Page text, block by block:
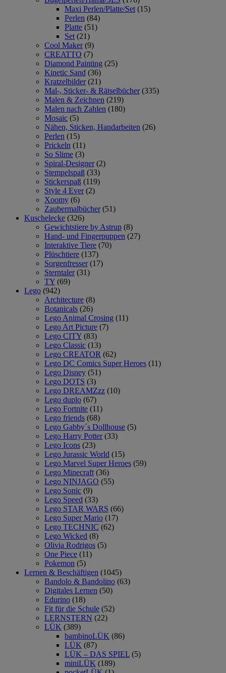
Maxi Perlen/Platte/Set (15)
Perlen (84)
Platte (51)
Set (21)
Cool Maker (9)
CREATTO (7)
Diamond Painting (25)
Kinetic Sand (36)
Kratzelbilder (21)
Mal-, Sticker- & Rätselbücher (335)
Malen & Zeichnen (219)
Malen nach Zahlen (180)
Mosaic (5)
Nähen, Sticken, Handarbeiten (26)
Perlen (15)
Prickeln (11)
So Slime (3)
Spiral-Designer (2)
Stempelspaß (33)
Stickerspaß (119)
Style 4 Ever (2)
Xoomy (6)
Zaubermalbücher (51)
Kuschelecke (326)
Gewichtstiere by Astrup (8)
Hand- und Fingerpuppen (27)
Interaktive Tiere (70)
Plüschtiere (137)
Sorgenfresser (17)
Sterntaler (31)
TY (69)
Lego (942)
Architecture (8)
Botanicals (26)
Lego Animal Crosing (11)
Lego Art Picture (7)
Lego CITY (83)
Lego Classic (13)
Lego CREATOR (62)
Lego DC Comics Super Heroes (11)
Lego Disney (51)
Lego DOTS (3)
Lego DREAMZzz (10)
Lego duplo (67)
Lego Fortnite (11)
Lego friends (68)
Lego Gabby´s Dollhouse (5)
Lego Harry Potter (33)
Lego Icons (23)
Lego Jurassic World (15)
Lego Marvel Super Heroes (59)
Lego Minecraft (36)
Lego NINJAGO (55)
Lego Sonic (9)
Lego Speed (33)
Lego STAR WARS (66)
Lego Super Mario (17)
Lego TECHNIC (62)
Lego Wicked (8)
Olivia Rodrigos (5)
One Piece (11)
Pokemon (5)
Lernen & Beschäftigen (1045)
Bandolo & Bandolino (63)
Digitales Lernen (50)
Edurino (18)
Fit für die Schule (52)
LERNSTERN (22)
LÜK (389)
bambinoLÜK (86)
LÜK (87)
LÜK – DAS SPIEL (5)
miniLÜK (189)